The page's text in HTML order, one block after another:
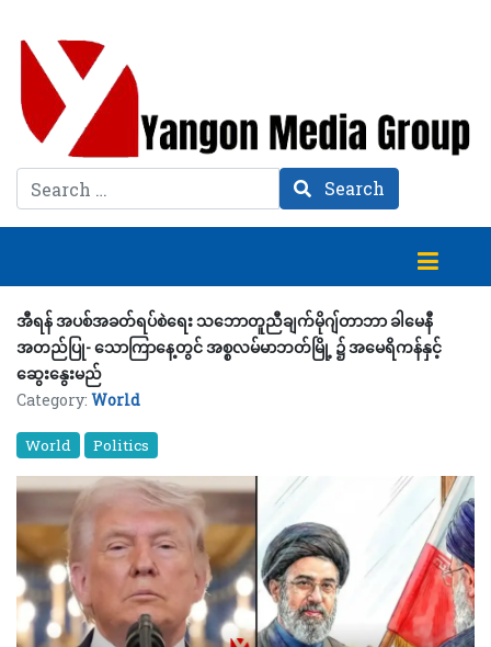
Search Search
အီရန် အပစ်အခတ်ရပ်စဲရေး သဘောတူညီချက်မိုဂျ်တာဘာ ခါမေနီ
အတည်ပြု- သောကြာနေ့တွင် အစ္စလမ်မာဘတ်မြို့ ၌ အမေရိကန်နှင့်
ဆွေးနွေးမည်
Category: World
World Politics